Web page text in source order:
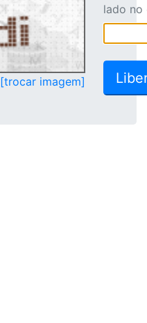
[trocar imagem]
lado no